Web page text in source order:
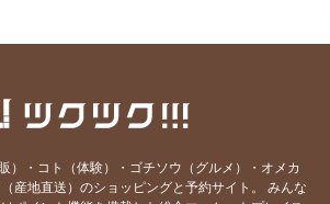
を食べてエネルギーチャージ！
ーワールドカップ 決勝戦 観戦会 開
行けるかしら。
）・コト（体験）・ゴチソウ（グルメ）・オメカ
産地直送）のショッピングと予約サイト。
みんな